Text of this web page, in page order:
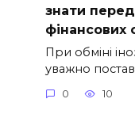
знати
фінансових
При обміні
уважно
0 10